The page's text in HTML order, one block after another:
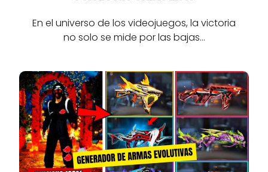
En el universo de los videojuegos, la victoria
no solo se mide por las bajas…